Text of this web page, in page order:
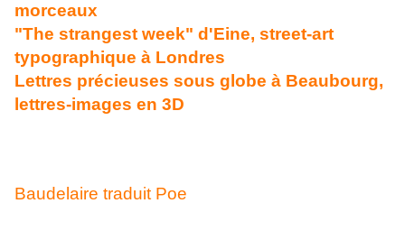
morceaux
"The strangest week" d'Eine, street-art
typographique à Londres
Lettres précieuses sous globe à Beaubourg,
lettres-images en 3D
Baudelaire traduit Poe